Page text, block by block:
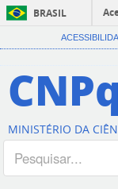
BRASIL
CNPq
MINISTÉRIO DA